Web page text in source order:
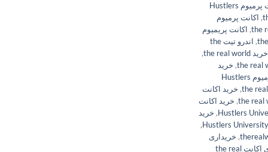
اکانت پرمیوم Hustlers
, اکانت پرمیوم
, اکانت پریمیوم
,
اندرو تیت the
خرید the real world
,
, خرید
خرید اشتراک پرمیوم Hustlers
, خرید اکانت
, خرید اکانت
, خرید
,
, خریداری
خریداری اکانت the real